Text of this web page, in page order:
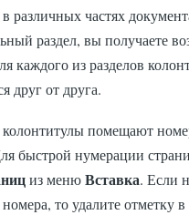
различных частях
раздел, вы получаете
каждого из разделов
друг от друга.
помещают
быстрой нумерации
из менюВставка. Если
то удалите отметку